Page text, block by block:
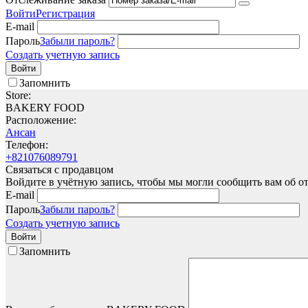
ВойтиРегистрация
E-mail
ПарольЗабыли пароль?
Создать учетную запись
Войти
Запомнить
Store:
BAKERY FOOD
Расположение:
Ансан
Телефон:
+821076089791
Связаться с продавцом
Войдите в учётную запись, чтобы мы могли сообщить вам об
E-mail
ПарольЗабыли пароль?
Создать учетную запись
Войти
Запомнить